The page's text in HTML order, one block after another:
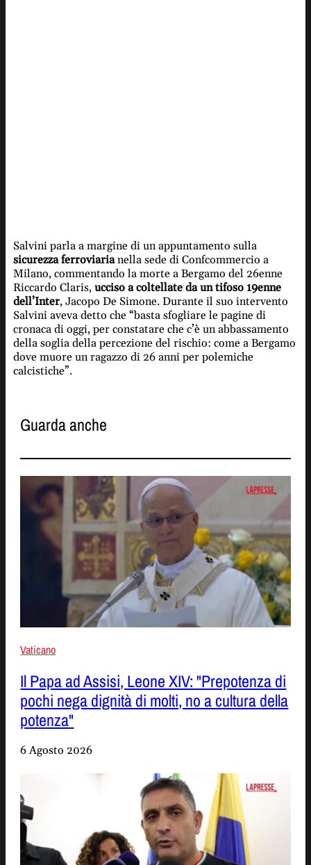
Salvini parla a margine di un appuntamento sulla
sicurezza ferroviarianella sede di Confcommercio a
Milano, commentando la morte a Bergamo del 26enne
Riccardo Claris, ucciso a coltellate da un tifoso 19enne
dell’Inter, Jacopo De Simone. Durante il suo intervento
Salvini aveva detto che “basta sfogliare le pagine di
cronaca di oggi, per constatare che c’è un abbassamento
della soglia della percezione del rischio: come a Bergamo
dove muore un ragazzo di 26 anni per polemiche
calcistiche”.
Guarda anche
Vaticano
Il Papa ad Assisi, Leone XIV: "Prepotenza di
pochi nega dignità di molti, no a cultura della
potenza"
6 Agosto 2026